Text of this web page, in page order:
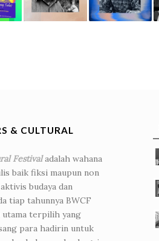
& CULTURAL
Festivaladalah wahana
baik fiksi maupun non
budaya dan
tiap tahunnya BWCF
utama terpilih yang
para hadirin untuk